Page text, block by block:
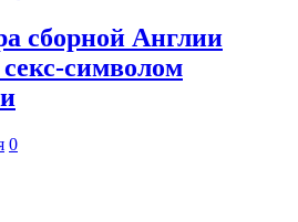
сборной Англии
символом
0